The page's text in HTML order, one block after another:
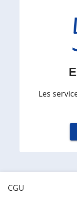
Les
CGU